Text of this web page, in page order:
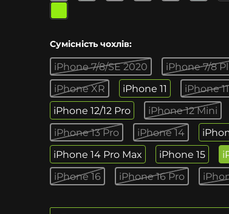
Сумісність чохлів:
iPhone 7/8/SE 2020 iPhone 7/8
iPhone XR
iPhone 11 iPhone
iPhone 12/12 Pro
iPhone 12 Mini
iPhone 13 Pro
iPhone 14
iPhone 14 Pro Max
iPhone 15
iPhone 16
iPhone 16 Pro